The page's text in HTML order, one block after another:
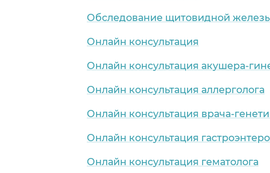
Обследование щитовидной
Онлайн консультация
Онлайн консультация акушера-
Онлайн консультация аллерголога
Онлайн консультация врача-
Онлайн консультация
Онлайн консультация гематолога